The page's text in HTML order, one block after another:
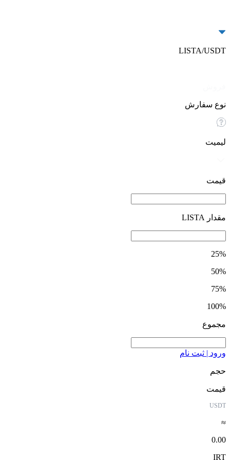
LISTA/USDT
نوع سفارش
لیمیت
قیمت
مقدار LISTA
25%
50%
75%
100%
مجموع
ورود | ثبت نام
حجم
قیمت
USDT
≈
0.00
IRT